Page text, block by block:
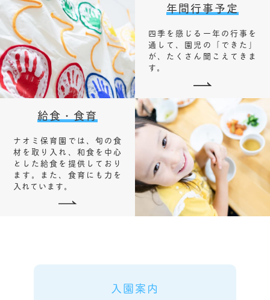
年間行事予定
四季を感じる一年の行事を
通して、園児の「できた」
が、たくさん聞こえてきま
す。
給食・食育
ナオミ保育園では、旬の食
材を取り入れ、和食を中心
とした給食を提供しており
ます。また、食育にも力を
入れています。
入園案内